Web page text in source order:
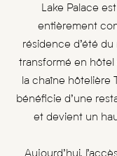
Lake Palace
entièrement
résidence d’été du
transformé en hôtel
la chaîne hôtelière
bénéficie d’une
et devient un
Aujourd’hui,